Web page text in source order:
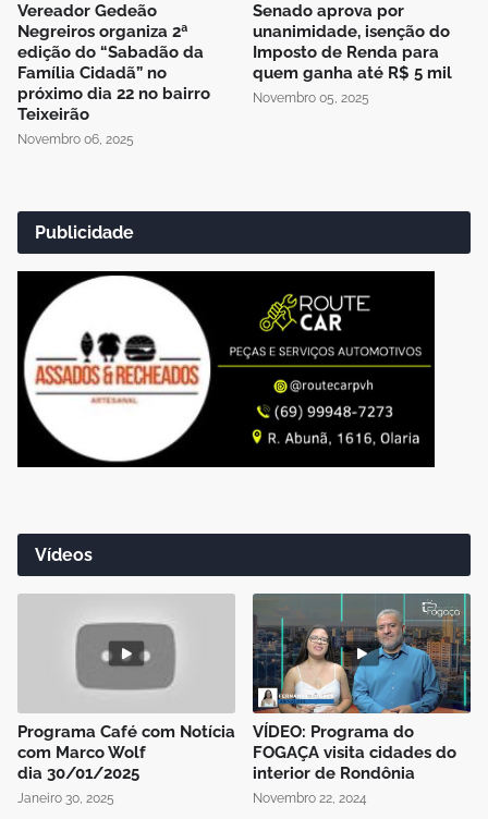
Vereador Gedeão
Negreiros organiza 2ª
edição do “Sabadão da
Família Cidadã” no
próximo dia 22 no bairro
Teixeirão
Novembro 06, 2025
Senado aprova por
unanimidade, isenção do
Imposto de Renda para
quem ganha até R$ 5 mil
Novembro 05, 2025
Publicidade
Vídeos
Programa Café com Notícia
com Marco Wolf
dia 30/01/2025
Janeiro 30, 2025
VÍDEO: Programa do
FOGAÇA visita cidades do
interior de Rondônia
Novembro 22, 2024